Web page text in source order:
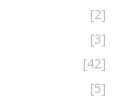
[2]
[3]
[42]
[5]